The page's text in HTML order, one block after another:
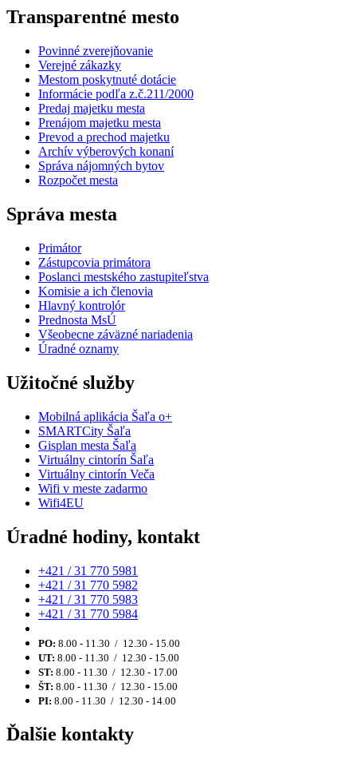
Transparentné mesto
Povinné zverejňovanie
Verejné zákazky
Mestom poskytnuté dotácie
Informácie podľa z.č.211/2000
Predaj majetku mesta
Prenájom majetku mesta
Prevod a prechod majetku
Archív výberových konaní
Správa nájomných bytov
Rozpočet mesta
Správa mesta
Primátor
Zástupcovia primátora
Poslanci mestského zastupiteľstva
Komisie a ich členovia
Hlavný kontrolór
Prednosta MsÚ
Všeobecne záväzné nariadenia
Úradné oznamy
Užitočné služby
Mobilná aplikácia Šaľa o+
SMARTCity Šaľa
Gisplan mesta Šaľa
Virtuálny cintorín Šaľa
Virtuálny cintorín Veča
Wifi v meste zadarmo
Wifi4EU
Úradné hodiny, kontakt
+421 / 31 770 5981
+421 / 31 770 5982
+421 / 31 770 5983
+421 / 31 770 5984
PO: 8.00 - 11.30 / 12.30 - 15.00
UT: 8.00 - 11.30 / 12.30 - 15.00
ST: 8.00 - 11.30 / 12.30 - 17.00
ŠT: 8.00 - 11.30 / 12.30 - 15.00
PI: 8.00 - 11.30 / 12.30 - 14.00
Ďalšie kontakty